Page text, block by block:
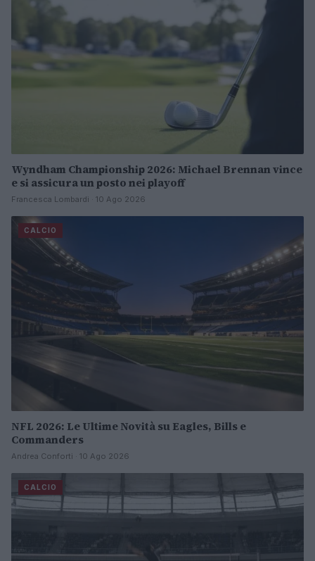
Wyndham Championship 2026: Michael Brennan vince
e si assicura un posto nei playoff
Francesca Lombardi · 10 Ago 2026
CALCIO
NFL 2026: Le Ultime Novità su Eagles, Bills e
Commanders
Andrea Conforti · 10 Ago 2026
CALCIO